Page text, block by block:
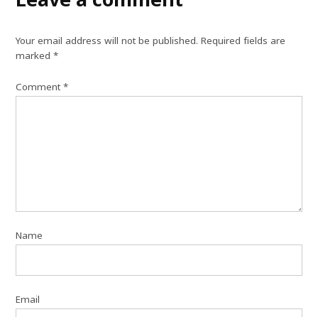
Your email address will not be published. Required fields are
marked*
Comment*
Name
Email